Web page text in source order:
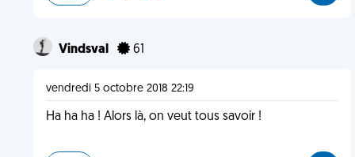
Vindsval 61
vendredi 5 octobre 2018 22:19
Ha ha ha ! Alors là, on veut tous savoir !